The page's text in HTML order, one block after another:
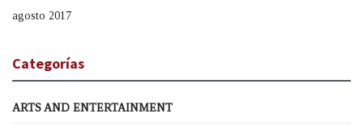
agosto 2017
Categorías
ARTS AND ENTERTAINMENT